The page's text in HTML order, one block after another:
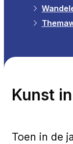
Alle
Kunst
Toen in de